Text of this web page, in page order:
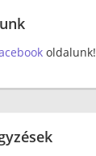
oldalunk!